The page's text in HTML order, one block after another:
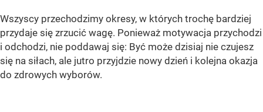
Wszyscy przechodzimy okresy, w których trochę bardziej
przydaje się zrzucić wagę. Ponieważ motywacja przychodzi
i odchodzi, nie poddawaj się: Być może dzisiaj nie czujesz
się na siłach, ale jutro przyjdzie nowy dzień i kolejna okazja
do zdrowych wyborów.